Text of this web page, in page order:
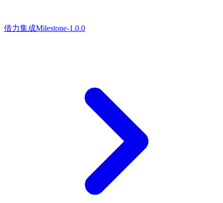
借力集成Milestone-1.0.0